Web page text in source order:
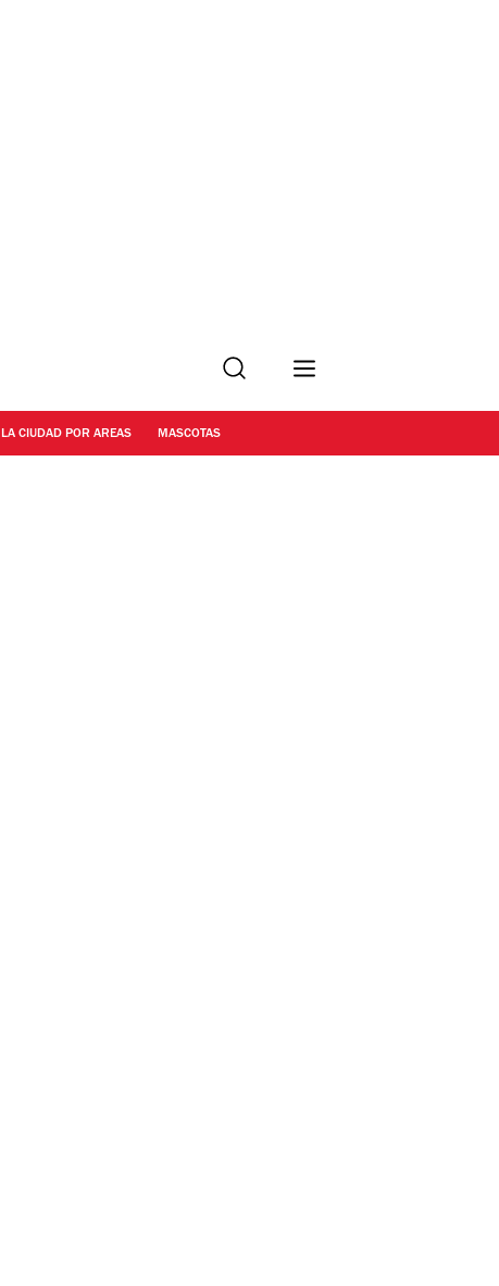
Buscar
LA CIUDAD POR AREAS MASCOTAS